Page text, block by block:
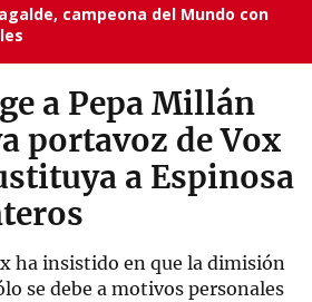
campeona del Mundo con
a Pepa Millán
portavoz de Vox
a Espinosa
ha insistido en que la dimisión
se debe a motivos personales